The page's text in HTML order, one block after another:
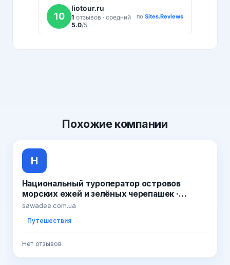
Похожиекомпании
Н
Национальный туроператор островов
морских ежей и зелёных черепашек ·
Sawadee Краб 6.39 · Вирусное видео из
черепашек
sawadee.com.ua
Путешествия
Нет отзывов